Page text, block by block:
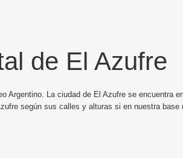
de El Azufre
Argentino. La ciudad de El Azufre se encuentra
según sus calles y alturas si en nuestra